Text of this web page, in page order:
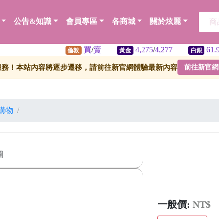
公告&知識 會員專區 各商城 關於炫麗
買/賣 黃金 4,275/4,277 白銀 61.91/62.16
！本站內容將逐步遷移，請前往新官網體驗最新內容 前往新官網
物
一般價: NT$